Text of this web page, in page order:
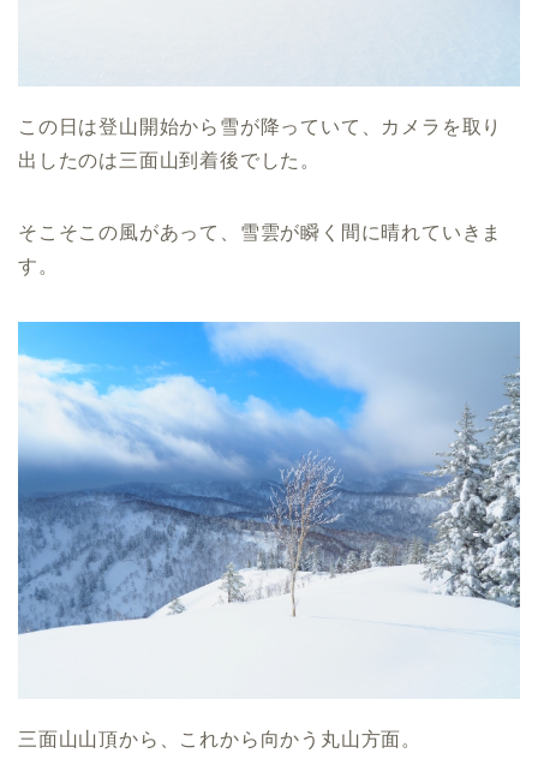
この日は登山開始から雪が降っていて、カメラを取り
出したのは三面山到着後でした。
そこそこの風があって、雪雲が瞬く間に晴れていきま
す。
三面山山頂から、これから向かう丸山方面。